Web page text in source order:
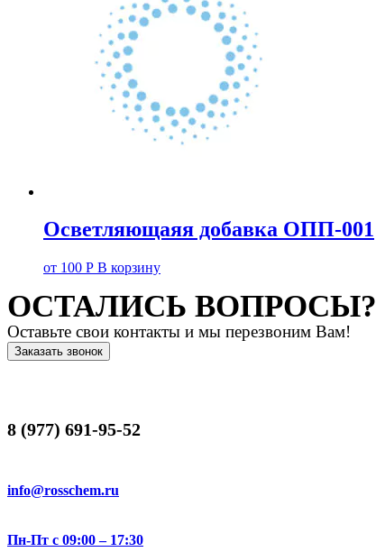
Осветляющаяя добавка ОПП-001
от 100 Р В корзину
ОСТАЛИСЬ ВОПРОСЫ?
Оставьте свои контакты и мы перезвоним Вам!
Заказать звонок
8 (977) 691-95-52
info@rosschem.ru
Пн-Пт с 09:00 – 17:30